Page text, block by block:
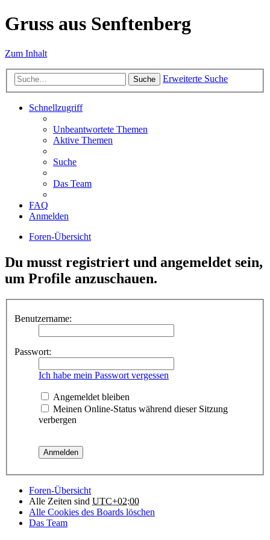
Gruss aus Senftenberg
Zum Inhalt
Suche Erweiterte Suche
Schnellzugriff
Unbeantwortete Themen
Aktive Themen
Suche
Das Team
FAQ
Anmelden
Foren-Übersicht
Du musst registriert und angemeldet sein,
um Profile anzuschauen.
Benutzername:
Passwort:
Ich habe mein Passwort vergessen
Angemeldet bleiben
Meinen Online-Status während dieser Sitzung
verbergen
Foren-Übersicht
Alle Zeiten sind UTC+02:00
Alle Cookies des Boards löschen
Das Team